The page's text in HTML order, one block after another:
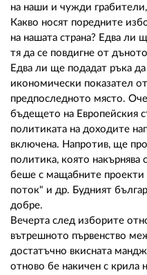
на наши и чужди
Какво носят поредните
на нашата страна? Едва ли
тя да се повдигне от
Едва ли ще подадат ръка
икономически показател
предпоследното място.
бъдещето на Европейския
политиката на доходите
включена. Напротив, ще
политика, която накърнява
беше с мащабните
поток" и др. Будният
добре.
Вечерта след изборите
вътрешното първенство
достатъчно вкисната
отново бе накичен с крила